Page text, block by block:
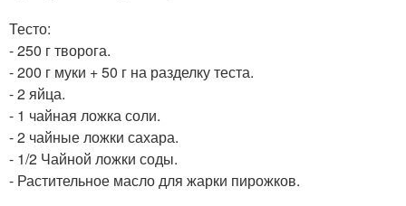
Тесто:
- 250 г творога.
- 200 г муки + 50 г на разделку теста.
- 2 яйца.
- 1 чайная ложка соли.
- 2 чайные ложки сахара.
- 1/2 Чайной ложки соды.
- Растительное масло для жарки пирожков.